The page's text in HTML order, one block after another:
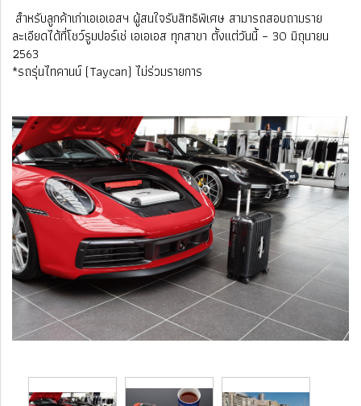
สำหรับลูกค้าเก่าเอเอเอสฯ ผู้สนใจรับสิทธิพิเศษ สามารถสอบถามราย
ละเอียดได้ที่โชว์รูมปอร์เช่ เอเอเอส ทุกสาขา ตั้งแต่วันนี้ – 30 มิถุนายน
2563
*รถรุ่นไทคานน์ (Taycan) ไม่ร่วมรายการ